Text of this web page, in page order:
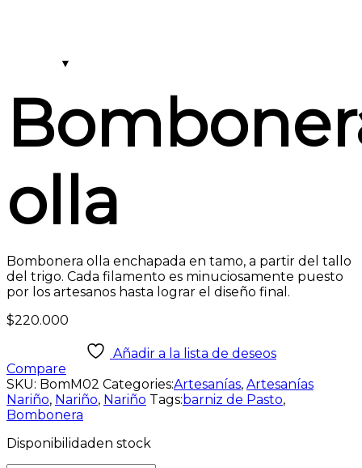
olla
Bombonera olla enchapada en tamo, a partir del tallo
del trigo. Cada filamento es minuciosamente puesto
por los artesanos hasta lograr el diseño final.
$220.000
Añadir a la lista de deseos
Compare
SKU: BomM02 Categories:Artesanías, Artesanías
Nariño, Nariño, Nariño Tags:barniz de Pasto,
Bombonera
Disponibilidaden stock